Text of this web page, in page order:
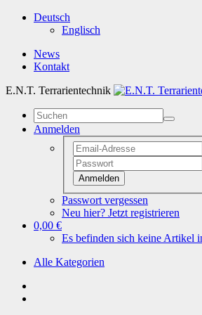
Deutsch
Englisch
News
Kontakt
E.N.T. Terrarientechnik
Anmelden
Anmelden
Passwort vergessen
Neu hier? Jetzt registrieren
0,00 €
Es befinden sich keine Artikel
Alle Kategorien